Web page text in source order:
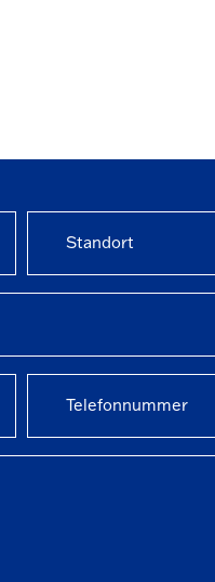
Standort